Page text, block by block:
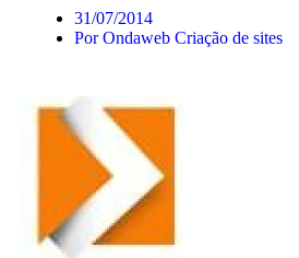
31/07/2014
PorOndaweb Criação de sites